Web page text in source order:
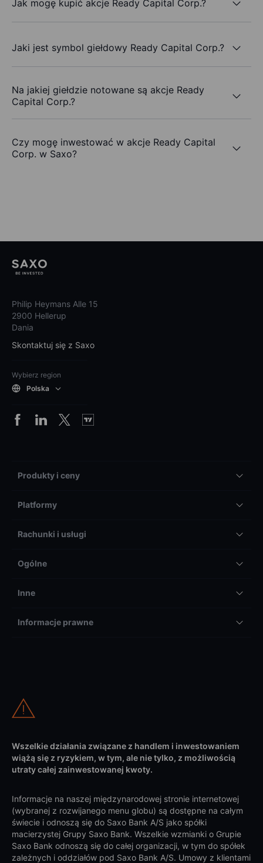
Jak mogę kupić akcje Ready Capital Corp.?
Jaki jest symbol giełdowy Ready Capital Corp.?
Na jakiej giełdzie notowane są akcje Ready
Capital Corp.?
Czy mogę inwestować w akcje Ready Capital
Corp. w Saxo?
Philip Heymans Alle 15
2900 Hellerup
Dania
Skontaktuj się z Saxo
Wybierz region
Polska
Produkty i ceny
Platformy
Rachunki i usługi
Ogólne
Inne
Informacje prawne
Wszelkie działania związane z handlem i inwestowaniem
wiążą się z ryzykiem, w tym, ale nie tylko, z możliwością
utraty całej zainwestowanej kwoty.
Informacje na naszej międzynarodowej stronie internetowej
(wybranej z rozwijanego menu globu) są dostępne na całym
świecie i odnoszą się do Saxo Bank A/S jako spółki
macierzystej Grupy Saxo Bank. Wszelkie wzmianki o Grupie
Saxo Bank odnoszą się do całej organizacji, w tym do spółek
zależnych i oddziałów pod Saxo Bank A/S. Umowy z klientami